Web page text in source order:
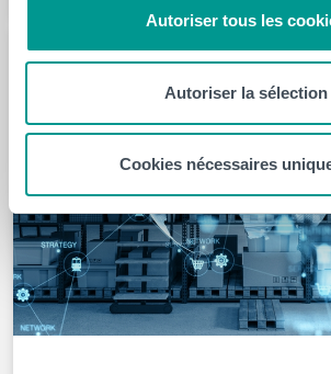
Autoriser tous les
Autoriser la sélection
Cookies nécessaires